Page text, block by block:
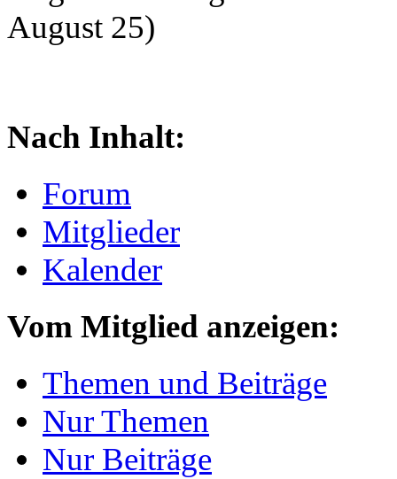
August 25)
Nach Inhalt:
Forum
Mitglieder
Kalender
Vom Mitglied anzeigen:
Themen und Beiträge
Nur Themen
Nur Beiträge